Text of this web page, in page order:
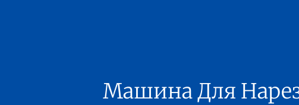
Машина Для